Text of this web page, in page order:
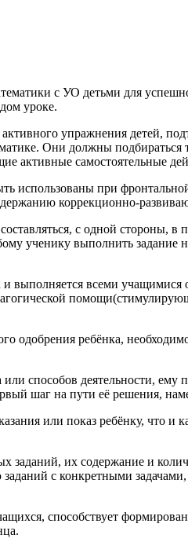
с УО детьми для
уроке.
упражнения детей,
Они должны
активные самостоятельные
использованы при
коррекционно-
с одной стороны,
ученику выполнить задание
и выполняется всеми
одобрения ребёнка,
или способов деятельности,
шаг на пути её решения,
или показ ребёнку, что
их содержание и
с конкретными
способствует